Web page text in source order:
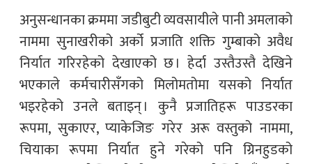
अनुसन्धानका क्रममा जडीबुटी व्यवसायीले पानी अमलाको
नाममा सुनाखरीको अर्को प्रजाति शक्ति गुम्बाको अवैध
निर्यात गरिरहेको देखाएको छ । हेर्दा उस्तैउस्तै देखिने
भएकाले कर्मचारीसँगको मिलोमतोमा यसको निर्यात
भइरहेको उनले बताइन् । कुनै प्रजातिहरू पाउडरका
रूपमा, सुकाएर, प्याकेजिङ गरेर अरू वस्तुको नाममा,
चियाका रूपमा निर्यात हुने गरेको पनि ग्रिनहुडको